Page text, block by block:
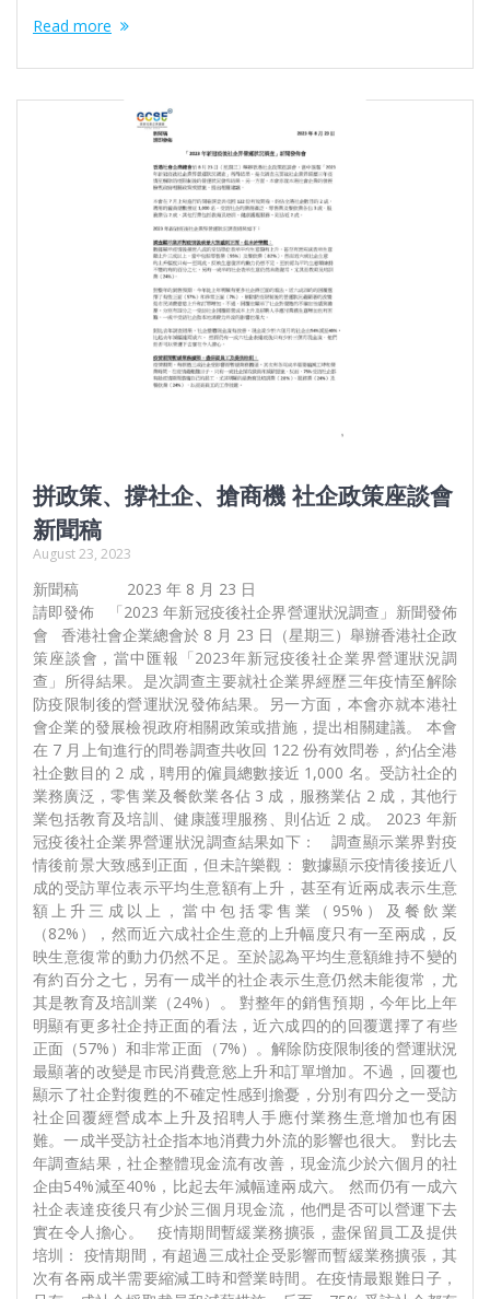
Read more
拼政策、撐社企、搶商機 社企政策座談會
新聞稿
August 23, 2023
新聞稿 2023 年 8 月 23 日
請即發佈 「2023 年新冠疫後社企界營運狀況調查」新聞發佈
會 香港社會企業總會於 8 月 23 日（星期三）舉辦香港社企政
策座談會，當中匯報「2023年新冠疫後社企業界營運狀況調
查」所得結果。是次調查主要就社企業界經歷三年疫情至解除
防疫限制後的營運狀況發佈結果。另一方面，本會亦就本港社
會企業的發展檢視政府相關政策或措施，提出相關建議。 本會
在 7 月上旬進行的問卷調查共收回 122 份有效問卷，約佔全港
社企數目的 2 成，聘用的僱員總數接近 1,000 名。受訪社企的
業務廣泛，零售業及餐飲業各佔 3 成，服務業佔 2 成，其他行
業包括教育及培訓、健康護理服務、則佔近 2 成。 2023 年新
冠疫後社企業界營運狀況調查結果如下： 調查顯示業界對疫
情後前景大致感到正面，但未許樂觀： 數據顯示疫情後接近八
成的受訪單位表示平均生意額有上升，甚至有近兩成表示生意
額上升三成以上，當中包括零售業（95%）及餐飲業
（82%），然而近六成社企生意的上升幅度只有一至兩成，反
映生意復常的動力仍然不足。至於認為平均生意額維持不變的
有約百分之七，另有一成半的社企表示生意仍然未能復常，尤
其是教育及培訓業（24%）。 對整年的銷售預期，今年比上年
明顯有更多社企持正面的看法，近六成四的的回覆選擇了有些
正面（57%）和非常正面（7%）。解除防疫限制後的營運狀況
最顯著的改變是市民消費意慾上升和訂單增加。不過，回覆也
顯示了社企對復甦的不確定性感到擔憂，分別有四分之一受訪
社企回覆經營成本上升及招聘人手應付業務生意增加也有困
難。一成半受訪社企指本地消費力外流的影響也很大。 對比去
年調查結果，社企整體現金流有改善，現金流少於六個月的社
企由54%減至40%，比起去年減幅達兩成六。 然而仍有一成六
社企表達疫後只有少於三個月現金流，他們是否可以營運下去
實在令人擔心。 疫情期間暫緩業務擴張，盡保留員工及提供
培圳： 疫情期間，有超過三成社企受影響而暫緩業務擴張，其
次有各兩成半需要縮減工時和營業時間。在疫情最艱難日子，